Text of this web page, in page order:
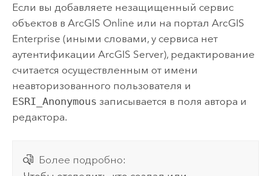
Если вы добавляете незащищенный сервис
объектов в ArcGIS Online или на портал ArcGIS
Enterprise (иными словами, у сервиса нет
аутентификации ArcGIS Server), редактирование
считается осуществленным от имени
неавторизованного пользователя и
ESRI_Anonymous записывается в поля автора и
редактора.
Более подробно: